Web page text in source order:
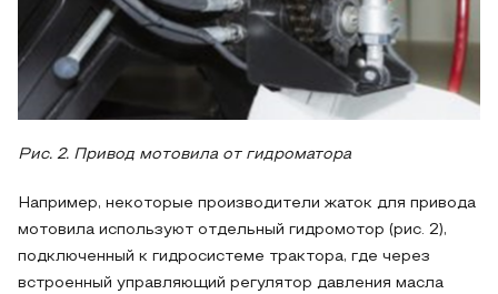
Рис. 2. Привод мотовила от гидроматора
Например, некоторые производители жаток для привода
мотовила используют отдельный гидромотор (рис. 2),
подключенный к гидросистеме трактора, где через
встроенный управляющий регулятор давления масла